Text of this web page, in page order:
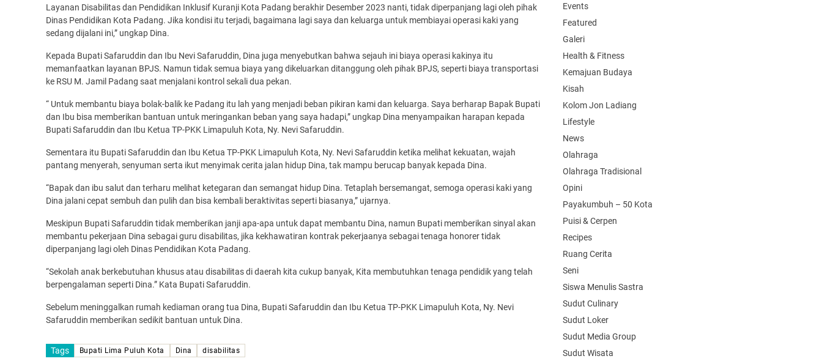
Layanan Disabilitas dan Pendidikan Inklusif Kuranji Kota Padang berakhir Desember 2023 nanti, tidak diperpanjang lagi oleh pihak
Dinas Pendidikan Kota Padang. Jika kondisi itu terjadi, bagaimana lagi saya dan keluarga untuk membiayai operasi kaki yang
sedang dijalani ini,” ungkap Dina.
Kepada Bupati Safaruddin dan Ibu Nevi Safaruddin, Dina juga menyebutkan bahwa sejauh ini biaya operasi kakinya itu
memanfaatkan layanan BPJS. Namun tidak semua biaya yang dikeluarkan ditanggung oleh pihak BPJS, seperti biaya transportasi
ke RSU M. Jamil Padang saat menjalani kontrol sekali dua pekan.
“ Untuk membantu biaya bolak-balik ke Padang itu lah yang menjadi beban pikiran kami dan keluarga. Saya berharap Bapak Bupati
dan Ibu bisa memberikan bantuan untuk meringankan beban yang saya hadapi,” ungkap Dina menyampaikan harapan kepada
Bupati Safaruddin dan Ibu Ketua TP-PKK Limapuluh Kota, Ny. Nevi Safaruddin.
Sementara itu Bupati Safaruddin dan Ibu Ketua TP-PKK Limapuluh Kota, Ny. Nevi Safaruddin ketika melihat kekuatan, wajah
pantang menyerah, senyuman serta ikut menyimak cerita jalan hidup Dina, tak mampu berucap banyak kepada Dina.
“Bapak dan ibu salut dan terharu melihat ketegaran dan semangat hidup Dina. Tetaplah bersemangat, semoga operasi kaki yang
Dina jalani cepat sembuh dan pulih dan bisa kembali beraktivitas seperti biasanya,” ujarnya.
Meskipun Bupati Safaruddin tidak memberikan janji apa-apa untuk dapat membantu Dina, namun Bupati memberikan sinyal akan
membantu pekerjaan Dina sebagai guru disabilitas, jika kekhawatiran kontrak pekerjaanya sebagai tenaga honorer tidak
diperpanjang lagi oleh Dinas Pendidikan Kota Padang.
“Sekolah anak berkebutuhan khusus atau disabilitas di daerah kita cukup banyak, Kita membutuhkan tenaga pendidik yang telah
berpengalaman seperti Dina.” Kata Bupati Safaruddin.
Sebelum meninggalkan rumah kediaman orang tua Dina, Bupati Safaruddin dan Ibu Ketua TP-PKK Limapuluh Kota, Ny. Nevi
Safaruddin memberikan sedikit bantuan untuk Dina.
Tags Bupati Lima Puluh Kota Dina disabilitas
Events
Featured
Galeri
Health & Fitness
Kemajuan Budaya
Kisah
Kolom Jon Ladiang
Lifestyle
News
Olahraga
Olahraga Tradisional
Opini
Payakumbuh – 50 Kota
Puisi & Cerpen
Recipes
Ruang Cerita
Seni
Siswa Menulis Sastra
Sudut Culinary
Sudut Loker
Sudut Media Group
Sudut Wisata